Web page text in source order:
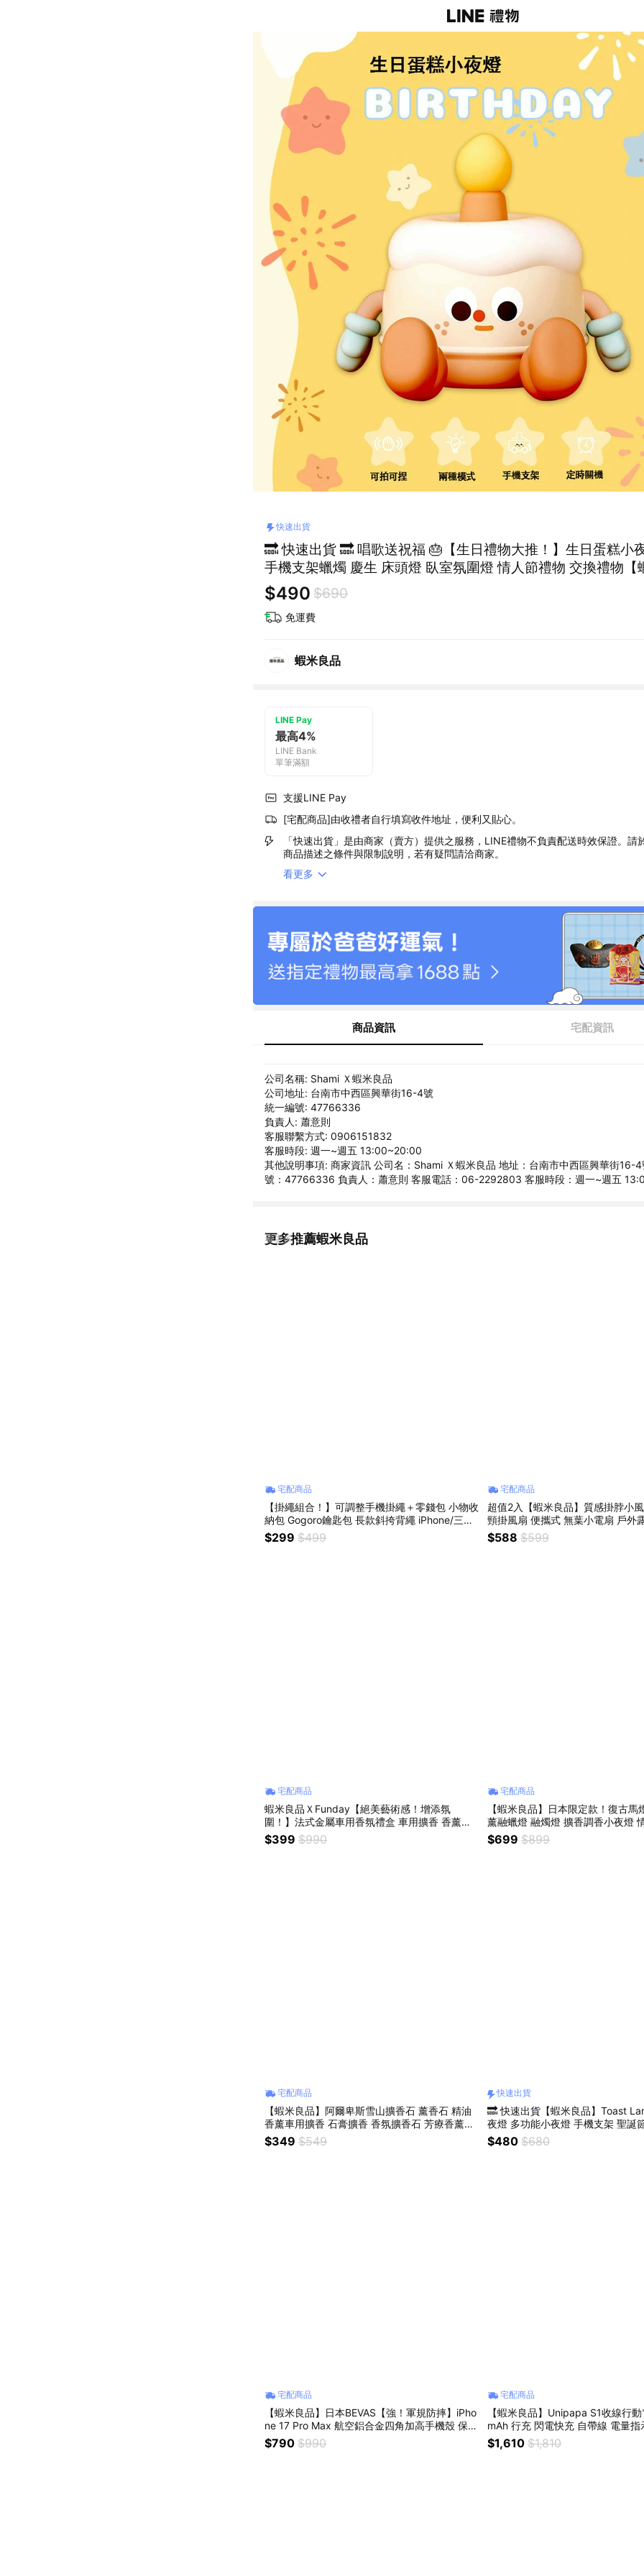
快速出貨
🔜 快速出貨 🔜 唱歌送祝福 🎂【生日禮物大推！】生日蛋糕小
手機支架蠟燭 慶生 床頭燈 臥室氛圍燈 情人節禮物 交換禮物【
品】
$490 $690
免運費
蝦米良品
LINE Pay
最高4%
LINE Bank
單筆滿額
支援LINE Pay
[宅配商品]由收禮者自行填寫收件地址，便利又貼心。
「快速出貨」是由商家（賣方）提供之服務，LINE禮物不負責配送時效保證。請
商品描述之條件與限制說明，若有疑問請洽商家。
看更多
商品資訊 宅配資訊
公司名稱: Shami Ｘ蝦米良品
公司地址: 台南市中西區興華街16-4號
統一編號: 47766336
負責人: 蕭意則
客服聯繫方式: 0906151832
客服時段: 週一~週五 13:00~20:00
其他說明事項: 商家資訊 公司名：Shami Ｘ蝦米良品 地址：台南市中西區興華街16-
號：47766336 負責人：蕭意則 客服電話：06-2292803 客服時段：週一~週五
更多推薦蝦米良品
看更多
宅配商品
【掛繩組合！】可調整手機掛繩＋零錢包 小物收
納包 Gogoro鑰匙包 長款斜挎背繩 iPhone/三星
手機掛繩
$299 $499
宅配商品
超值2入【蝦米良品】質感掛脖小
頸掛風扇 便攜式 無葉小電扇 戶外
宿舍桌上型 電風扇 情人節禮物 520
用禮物
$588 $599
宅配商品
蝦米良品ＸFunday【絕美藝術感！增添氛
圍！】法式金屬車用香氛禮盒 車用擴香 香薰精
油 生日/聖誕節交換禮物 送禮贈品
$399 $990
宅配商品
【蝦米良品】日本限定款！復古馬
薰融蠟燈 融燭燈 擴香調香小夜燈
日禮物 居家香氛禮品
$699 $899
宅配商品
【蝦米良品】阿爾卑斯雪山擴香石 薰香石 精油
香薰車用擴香 石膏擴香 香氛擴香石 芳療香薰石
頭
$349 $549
快速出貨
🔜 快速出貨【蝦米良品】Toast
夜燈 多功能小夜燈 手機支架 聖誕
人節禮物 贈品 尾牙 聖誕禮物 禮盒
$480 $680
宅配商品
【蝦米良品】日本BEVAS【強！軍規防摔】iPho
ne 17 Pro Max 航空鋁合金四角加高手機殼 保護
殼 保護套
$790 $990
宅配商品
【蝦米良品】Unipapa S1收線行
mAh 行充 閃電快充 自帶線 電量指
65cm自帶線 移動電源 快充iPhone
$1,610 $1,810